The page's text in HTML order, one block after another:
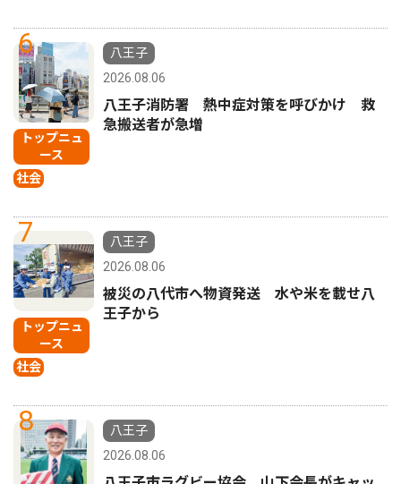
6
トップニュ
ース
社会
八王子
2026.08.06
八王子消防署 熱中症対策を呼びかけ 救
急搬送者が急増
7
トップニュ
ース
社会
八王子
2026.08.06
被災の八代市へ物資発送 水や米を載せ八
王子から
8
八王子
2026.08.06